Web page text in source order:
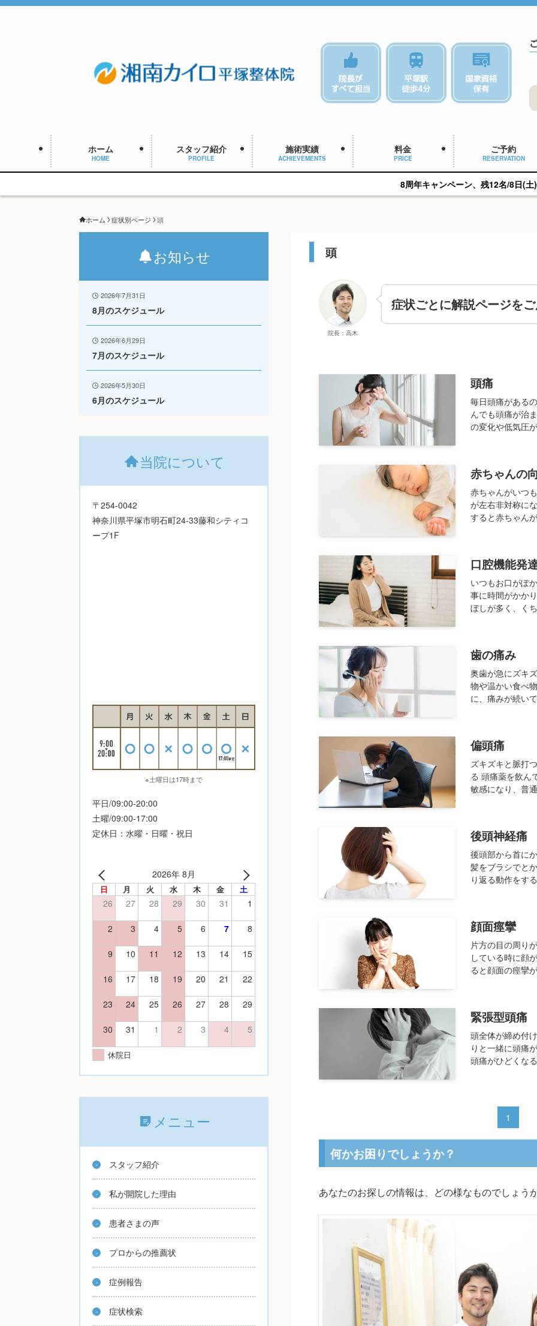
ホーム
HOME
スタッフ紹介
PROFILE
施術実績
ACHIEVEMENTS
料金
PRICE
ご予約
RESERVATION
8周年キャンペーン、残12名/8日(土)14:15予約可能で
ホーム 症状別ページ 頭
頭
院長：高木
症状ごとに解説ページを
頭痛
毎日頭痛がある
んでも頭痛が治
の変化や低気圧
赤ちゃんの
赤ちゃんがいつ
が左右非対称に
すると赤ちゃん
口腔機能発
いつもお口がぽ
事に時間がかか
ぼしが多く、く
歯の痛み
奥歯が急にズキ
物や温かい食べ
に、痛みが続い
偏頭痛
ズキズキと脈打
る 頭痛薬を飲ん
敏感になり、普
後頭神経痛
後頭部から首に
髪をブラシでと
り返る動作をす
顔面痙攣
片方の目の周り
している時に顔
ると顔面の痙攣
緊張型頭痛
頭全体が締め付
りと一緒に頭痛
頭痛がひどくな
1
何かお困りでしょうか？
あなたのお探しの情報は、どの様なものでしょう
お知らせ
2026年7月31日
8月のスケジュール
2026年6月29日
7月のスケジュール
2026年5月30日
6月のスケジュール
当院について
〒254-0042
神奈川県平塚市明石町24-33藤和シティコ
ープ1F
※土曜日は17時まで
平日/09:00-20:00
土曜/09:00-17:00
定休日：水曜・日曜・祝日
2026年 8月
日 月 火 水 木 金 土
26 27 28 29 30 31 1
2 3 4 5 6 7 8
9 10 11 12 13 14 15
16 17 18 19 20 21 22
23 24 25 26 27 28 29
30 31 1 2 3 4 5
休院日
メニュー
スタッフ紹介
私が開院した理由
患者さまの声
プロからの推薦状
症例報告
症状検索